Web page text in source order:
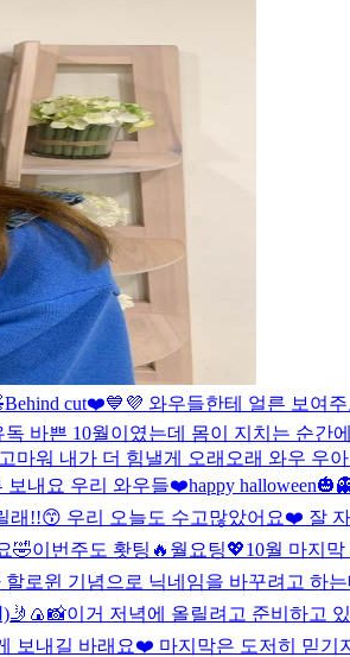
Behind cut❤️💙💜 와우들한테 얼른 보여
바쁜 10월이였는데 몸이 지치는 순
워 내가 더 힘낼게 오래오래 와우 우
보내요 우리 와우들❤️happy
래!!😙 우리 오늘도 수고많았어요❤️ 잘
🤣이번주도 홧팅🔥월요팅💖10월 마지
로윈 기념으로 닉네임을 바꾸려고 하
🤳🍙📸이거 저녁에 올릴려고 준비하고
보내길 바래요❤️ 마지막은 도저히 믿기